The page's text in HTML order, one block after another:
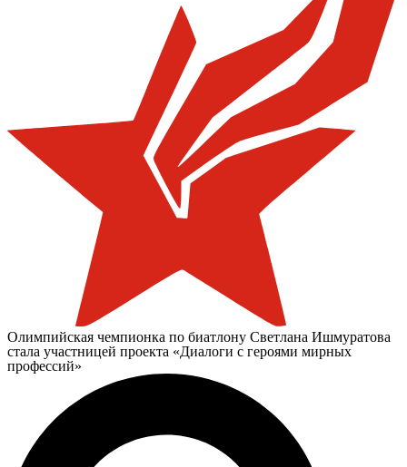
Олимпийская чемпионка по биатлону Светлана Ишмуратова
стала участницей проекта «Диалоги с героями мирных
профессий»